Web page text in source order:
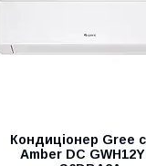
Кондиціонер Gree
Amber DC